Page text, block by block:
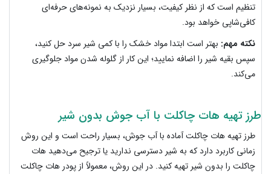
تنظیم است که از نظر کیفیت، بسیار نزدیک به نمونه‌های حرفه‌ای
کافی‌شاپی خواهد بود.
نکته مهم: بهتر است ابتدا مواد خشک را با کمی شیر سرد حل کنید،
سپس بقیه شیر را اضافه نمایید؛ این کار از گلوله شدن مواد جلوگیری
می‌کند.
طرز تهیه هات چاکلت با آب جوش بدون شیر
طرز تهیه هات چاکلت آماده با آب جوش، بسیار راحت است و این روش
زمانی کاربرد دارد که به شیر دسترسی ندارید یا ترجیح می‌دهید هات
چاکلت را بدون شیر تهیه کنید. در این روش، معمولاً از پودر هات چاکلت